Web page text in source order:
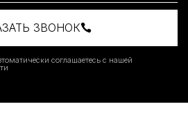
ЗВОНОК
соглашаетесь с нашей